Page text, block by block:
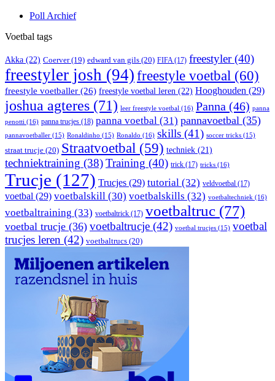
Poll Archief
Voetbal tags
Akka (22) Coerver(19) edward van gils (20) FIFA(17) freestyler(40)
freestyler josh (94) freestyle voetbal (60)
freestyle voetballer (26) freestyle voetbal leren (22) Hooghouden (29)
joshua agteres (71) leer freestyle voetbal (16) Panna (46) panna
penotti (16) panna trucjes (18) panna voetbal (31) pannavoetbal (35)
pannavoetballer (15) Ronaldinho (15) Ronaldo (16) skills (41) soccer tricks (15)
straat trucje (20) Straatvoetbal (59) techniek (21)
techniektraining (38)Training (40) trick (17) tricks (16)
Trucje (127) Trucjes (29) tutorial (32) veldvoetbal (17)
voetbal (29) voetbalskill (30) voetbalskills (32) voetbaltechniek (16)
voetbaltraining (33) voetbaltrick (17) voetbaltruc (77)
voetbal trucje (36) voetbaltrucje (42) voetbal trucjes (15) voetbal
trucjes leren (42) voetbaltrucs (20)